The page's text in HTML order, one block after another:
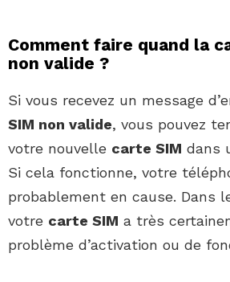
Comment faire quand la
non valide ?
Si vous recevez un message
SIM non valide, vous pouvez
votre nouvelle carte SIM dans
Si cela fonctionne, votre
probablement en cause. Dans
votre carte SIM a très
problème d’activation ou de